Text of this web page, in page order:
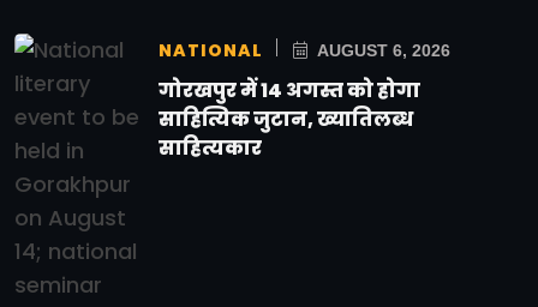
NATIONAL AUGUST 6, 2026
गोरखपुर में 14 अगस्त को होगा
साहित्यिक जुटान, ख्यातिलब्ध
साहित्यकार